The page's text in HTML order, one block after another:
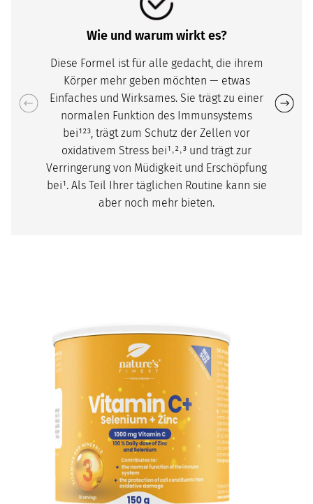
Wie und warum wirkt es?
Diese Formel ist für alle gedacht, die ihrem
Körper mehr geben möchten — etwas
Einfaches und Wirksames. Sie trägt zu einer
normalen Funktion des Immunsystems
bei¹²³, trägt zum Schutz der Zellen vor
oxidativem Stress bei¹˒²˒³ und trägt zur
Verringerung von Müdigkeit und Erschöpfung
bei¹. Als Teil Ihrer täglichen Routine kann sie
aber noch mehr bieten.